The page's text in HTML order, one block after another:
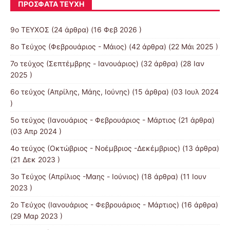
ΠΡΌΣΦΑΤΑ ΤΕΎΧΗ
9ο ΤΕΥΧΟΣ (24 άρθρα) (16 Φεβ 2026 )
8o Τεύχος (Φεβρουάριος - Μάιος) (42 άρθρα) (22 Μάι 2025 )
7o τεύχος (Σεπτέμβρης - Ιανουάριος) (32 άρθρα) (28 Ιαν
2025 )
6ο τεύχος (Απρίλης, Μάης, Ιούνης) (15 άρθρα) (03 Ιουλ 2024
)
5ο τεύχος (Ιανουάριος - Φεβρουάριος - Μάρτιος (21 άρθρα)
(03 Απρ 2024 )
4o τεύχος (Οκτώβριος - Νοέμβριος -Δεκέμβριος) (13 άρθρα)
(21 Δεκ 2023 )
3o Τεύχος (Απρίλιος -Μαης - Ιούνιος) (18 άρθρα) (11 Ιουν
2023 )
2o Τεύχος (Ιανουάριος - Φεβρουάριος - Μάρτιος) (16 άρθρα)
(29 Μαρ 2023 )